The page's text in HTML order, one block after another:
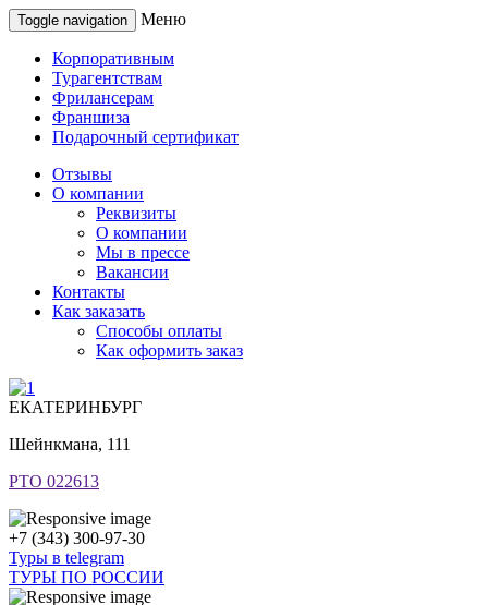
Toggle navigation Меню
Корпоративным
Турагентствам
Фрилансерам
Франшиза
Подарочный сертификат
Отзывы
О компании
Реквизиты
О компании
Мы в прессе
Вакансии
Контакты
Как заказать
Способы оплаты
Как оформить заказ
ЕКАТЕРИНБУРГ
Шейнкмана, 111
РТО 022613
+7 (343) 300-97-30
Туры в telegram
ТУРЫ ПО РОССИИ